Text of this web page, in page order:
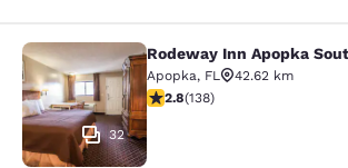
Rodeway Inn Apopka
32
Rodeway Inn Apopka
Apopka, FL
42.62 km
2.75-Sterne-Bewertung.
2.8(138)